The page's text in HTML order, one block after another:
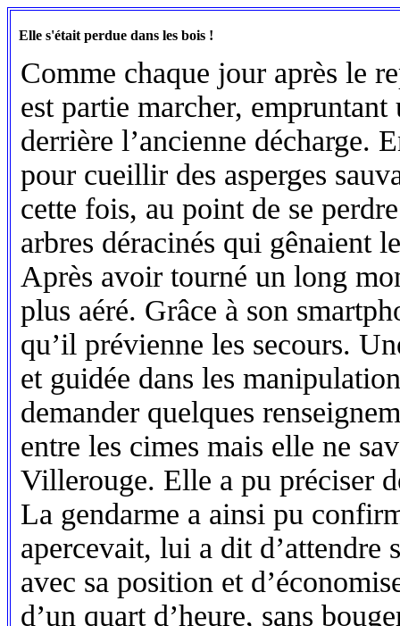
Elle s'était perdue dans les bois !
Comme chaque jour après le
est partie marcher,
derrière l’ancienne décharge.
pour cueillir des asperges
cette fois, au point de se
arbres déracinés qui gênaient
Après avoir tourné un long
plus aéré. Grâce à son
qu’il prévienne les secours.
et guidée dans les
demander quelques
entre les cimes mais elle ne
Villerouge. Elle a pu préciser
La gendarme a ainsi pu
apercevait, lui a dit d’attendre
avec sa position et
d’un quart d’heure, sans